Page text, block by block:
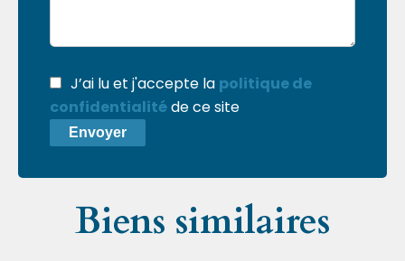
J’ai lu et j'accepte la politique de
confidentialitéde ce site
Envoyer
Biens similaires